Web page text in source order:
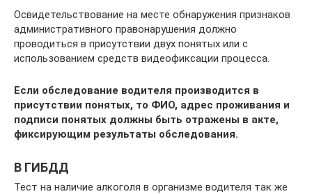
Освидетельствование на месте обнаружения признаков
административного правонарушения должно
проводиться в присутствии двух понятых или с
использованием средств видеофиксации процесса.
Если обследование водителя производится в
присутствии понятых, то ФИО, адрес проживания и
подписи понятых должны быть отражены в акте,
фиксирующим результаты обследования.
В ГИБДД
Тест на наличие алкоголя в организме водителя так же